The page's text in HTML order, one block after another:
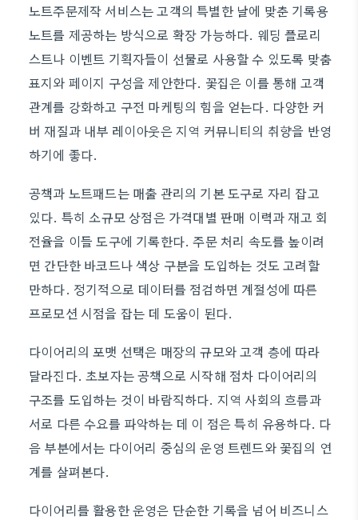
노트주문제작 서비스는 고객의 특별한 날에 맞춘 기록용
노트를 제공하는 방식으로 확장 가능하다. 웨딩 플로리
스트나 이벤트 기획자들이 선물로 사용할 수 있도록 맞춤
표지와 페이지 구성을 제안한다. 꽃집은 이를 통해 고객
관계를 강화하고 구전 마케팅의 힘을 얻는다. 다양한 커
버 재질과 내부 레이아웃은 지역 커뮤니티의 취향을 반영
하기에 좋다.
공책과 노트패드는 매출 관리의 기본 도구로 자리 잡고
있다. 특히 소규모 상점은 가격대별 판매 이력과 재고 회
전율을 이들 도구에 기록한다. 주문 처리 속도를 높이려
면 간단한 바코드나 색상 구분을 도입하는 것도 고려할
만하다. 정기적으로 데이터를 점검하면 계절성에 따른
프로모션 시점을 잡는 데 도움이 된다.
다이어리의 포맷 선택은 매장의 규모와 고객 층에 따라
달라진다. 초보자는 공책으로 시작해 점차 다이어리의
구조를 도입하는 것이 바람직하다. 지역 사회의 흐름과
서로 다른 수요를 파악하는 데 이 점은 특히 유용하다. 다
음 부분에서는 다이어리 중심의 운영 트렌드와 꽃집의 연
계를 살펴본다.
다이어리를 활용한 운영은 단순한 기록을 넘어 비즈니스